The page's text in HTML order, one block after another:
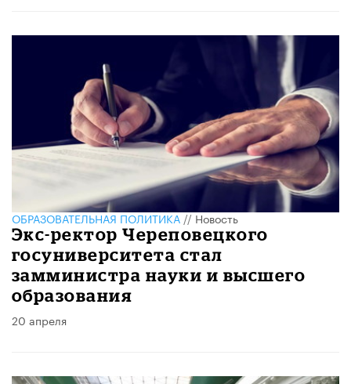
ОБРАЗОВАТЕЛЬНАЯ ПОЛИТИКА//Новость
Экс-ректор Череповецкого
госуниверситета стал
замминистра науки и высшего
образования
20 апреля